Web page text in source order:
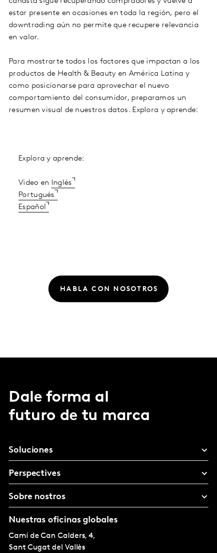
estar presente en ocasiones en toda la región, pero el
downtrading aún no permite que recupere relevancia
en valor.
Para mostrarte todos los factores que impactan a los
productos de Health & Beauty en América Latina y
como posicionarse para aprovechar el nuevo
comportamiento del consumidor, preparamos un
resumen visual de nuestros datos. Explora y aprende:
Explora y aprende:
Video en
Inglés
Portugués
Español
HABLA CON NOSOTROS
Dale forma al
futuro de tu marca
Soluciones
Perspectives
Sobre nostros
Nuestras oficinas globales
Camí de Can Calders, 4,
Sant Cugat del Vallès